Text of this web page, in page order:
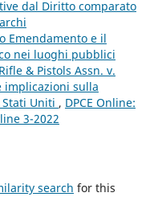
dal Diritto comparato
Emendamento e il
nei luoghi pubblici
& Pistols Assn. v.
implicazioni sulla
Uniti , DPCE Online:
3-2022
search for this